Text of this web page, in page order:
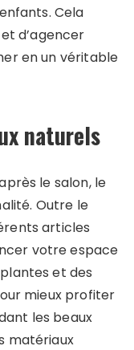
Cela
d’agencer
en un véritable
naturels
le salon, le
Outre le
articles
votre espace
et des
mieux profiter
les beaux
matériaux